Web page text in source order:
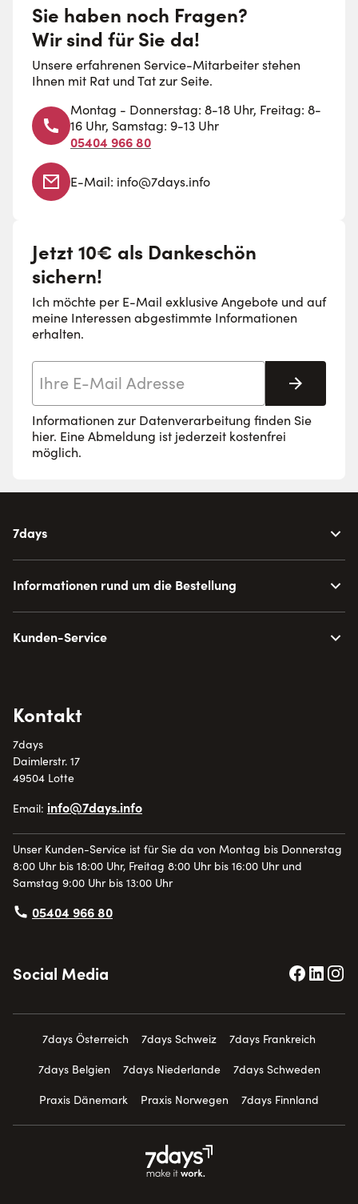
Sie haben noch Fragen?
Wir sind für Sie da!
Unsere erfahrenen Service-Mitarbeiter stehen
Ihnen mit Rat und Tat zur Seite.
Montag - Donnerstag: 8-18 Uhr, Freitag: 8-
16 Uhr, Samstag: 9-13 Uhr
05404 966 80
E-Mail: info@7days.info
Jetzt 10€ als Dankeschön
sichern!
Ich möchte per E-Mail exklusive Angebote und auf
meine Interessen abgestimmte Informationen
erhalten.
Informationen zur Datenverarbeitung finden Sie
hier. Eine Abmeldung ist jederzeit kostenfrei
möglich.
7days
Informationen rund um die Bestellung
Kunden-Service
Kontakt
7days
Daimlerstr. 17
49504 Lotte
Email: info@7days.info
Unser Kunden-Service ist für Sie da von Montag bis Donnerstag
8:00 Uhr bis 18:00 Uhr, Freitag 8:00 Uhr bis 16:00 Uhr und
Samstag 9:00 Uhr bis 13:00 Uhr
05404 966 80
Social Media
7days Österreich 7days Schweiz
7days Frankreich
7days Belgien
7days Niederlande
7days Schweden
Praxis Dänemark
Praxis Norwegen 7days Finnland